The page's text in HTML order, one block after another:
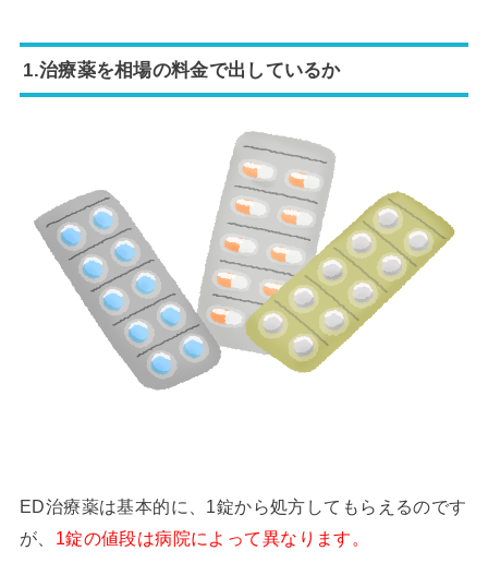
1.治療薬を相場の料金で出しているか
ED治療薬は基本的に、1錠から処方してもらえるのです
が、 1錠の値段は病院によって異なります。